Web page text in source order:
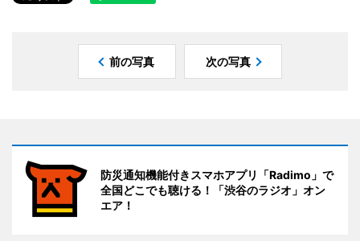
前の写真 次の写真
防災通知機能付きスマホアプリ「Radimo」で
全国どこでも聴ける！「渋谷のラジオ」オン
エア！